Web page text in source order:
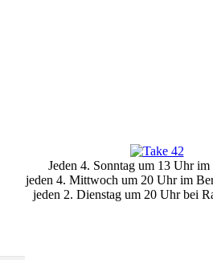
Jeden 4. Sonntag um 13 Uhr
jeden 4. Mittwoch um 20 Uhr im
jeden 2. Dienstag um 20 Uhr bei